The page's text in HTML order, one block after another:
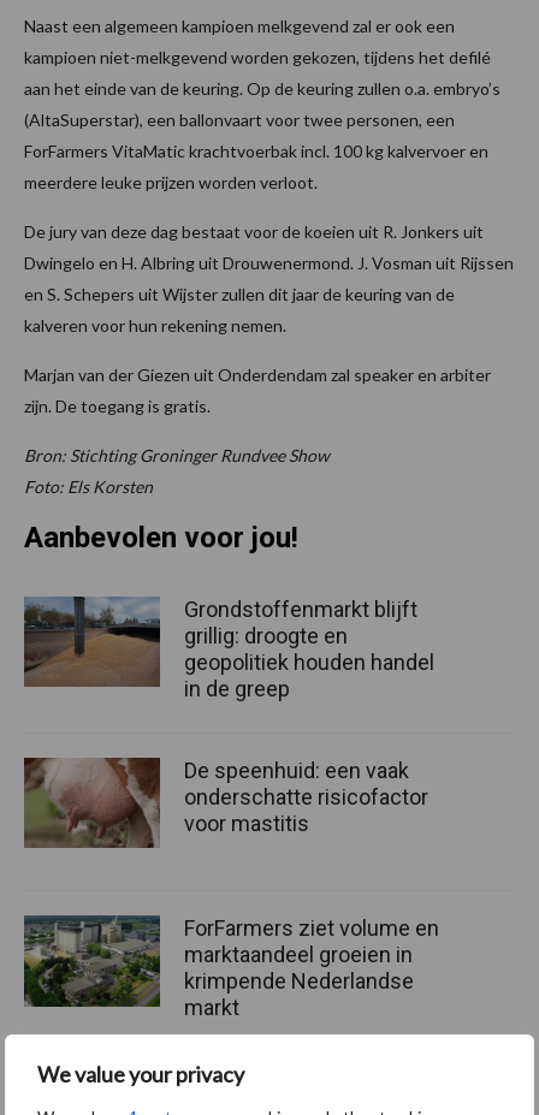
We value your privacy
Naast een algemeen kampioen melkgevend zal er ook een
kampioen niet-melkgevend worden gekozen, tijdens het defilé
aan het einde van de keuring. Op de keuring zullen o.a. embryo’s
(AltaSuperstar), een ballonvaart voor twee personen, een
ForFarmers VitaMatic krachtvoerbak incl. 100 kg kalvervoer en
meerdere leuke prijzen worden verloot.
De jury van deze dag bestaat voor de koeien uit R. Jonkers uit
Dwingelo en H. Albring uit Drouwenermond. J. Vosman uit Rijssen
en S. Schepers uit Wijster zullen dit jaar de keuring van de
kalveren voor hun rekening nemen.
Marjan van der Giezen uit Onderdendam zal speaker en arbiter
zijn. De toegang is gratis.
Bron: Stichting Groninger Rundvee Show
Foto: Els Korsten
Aanbevolen voor jou!
Grondstoffenmarkt blijft
grillig: droogte en
geopolitiek houden handel
in de greep
De speenhuid: een vaak
onderschatte risicofactor
voor mastitis
ForFarmers ziet volume en
marktaandeel groeien in
krimpende Nederlandse
markt